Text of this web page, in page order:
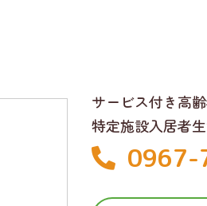
サービス付き高
特定施設入居者
0967-